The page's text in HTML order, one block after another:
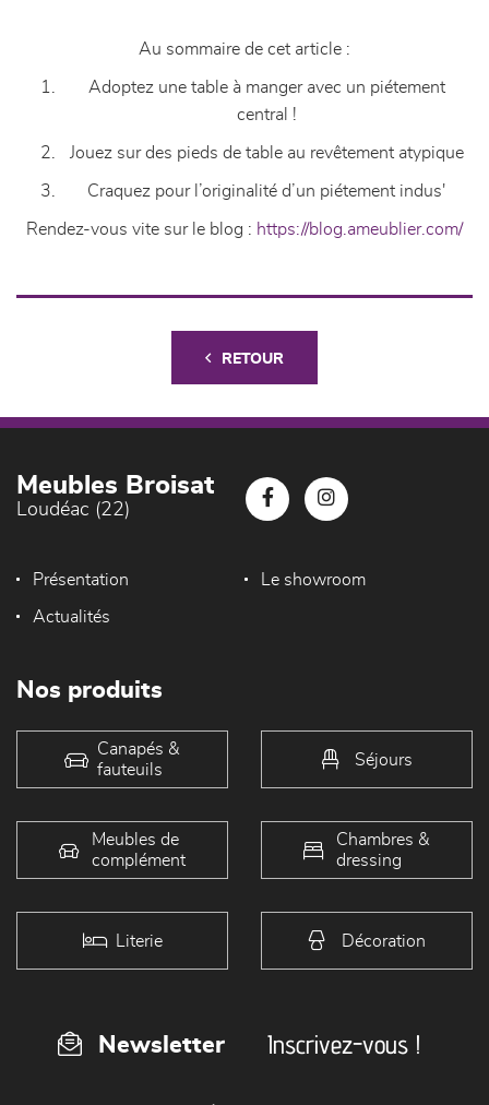
Au sommaire de cet article :
Adoptez une table à manger avec un piétement
central !
Jouez sur des pieds de table au revêtement atypique
Craquez pour l’originalité d’un piétement indus'
Rendez-vous vite sur le blog : https://blog.ameublier.com/
RETOUR
Meubles Broisat
Loudéac (22)
Présentation Le showroom
Actualités
Nos produits
Canapés &
fauteuils
Séjours
Meubles de
complément
Chambres &
dressing
Literie Décoration
Newsletter Inscrivez-vous !